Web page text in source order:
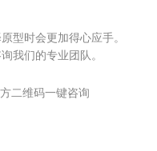
型时会更加得心应手。
我们的专业团队。
二维码一键咨询